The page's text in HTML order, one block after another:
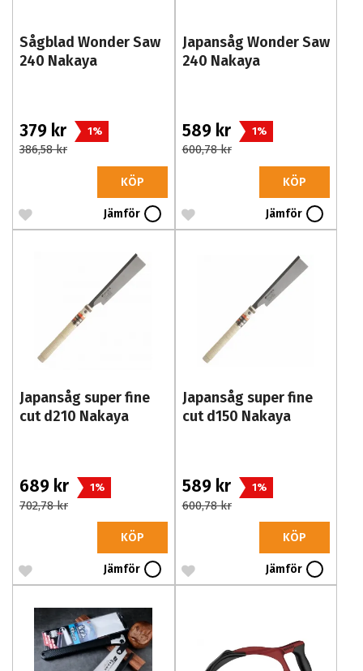
Sågblad Wonder Saw
240 Nakaya
379 kr 1%
386,58 kr
KÖP
Jämför
Japansåg Wonder Saw
240 Nakaya
589 kr 1%
600,78 kr
KÖP
Jämför
Japansåg super fine
cut d210 Nakaya
689 kr 1%
702,78 kr
KÖP
Jämför
Japansåg super fine
cut d150 Nakaya
589 kr 1%
600,78 kr
KÖP
Jämför